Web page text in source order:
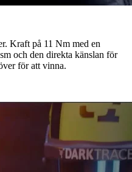
Kraft på 11 Nm med en
och den direkta känslan för
för att vinna.